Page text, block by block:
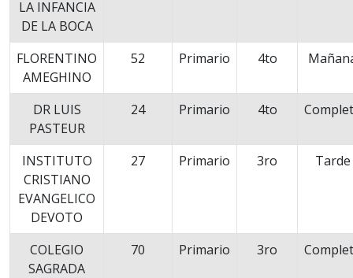
LA INFANCIA
DE LA BOCA
FLORENTINO
AMEGHINO
52 Primario 4to
DR LUIS
PASTEUR
24 Primario 4to
INSTITUTO
CRISTIANO
EVANGELICO
DEVOTO
27 Primario 3ro Tarde
COLEGIO
SAGRADA
70 Primario 3ro